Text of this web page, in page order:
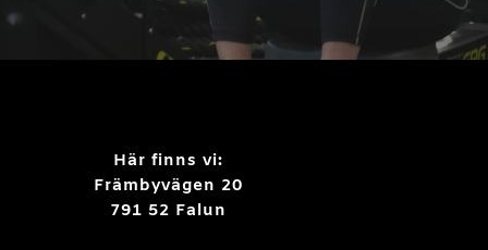
Här finns vi:
Främbyvägen 20
791 52 Falun